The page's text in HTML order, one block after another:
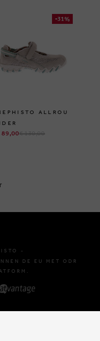
-31%
ALLROU
89,00€ 130,00
-
DE EU MET ODR